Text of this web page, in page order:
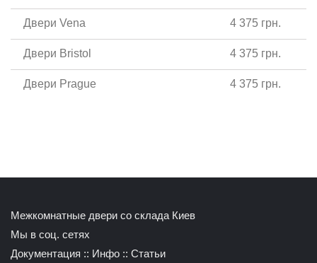
Двери Vena 4 375 грн.
Двери Bristol 4 375 грн.
Двери Prague 4 375 грн.
Межкомнатные двери со склада Киев
Мы в соц. сетях
Документация :: Инфо :: Статьи